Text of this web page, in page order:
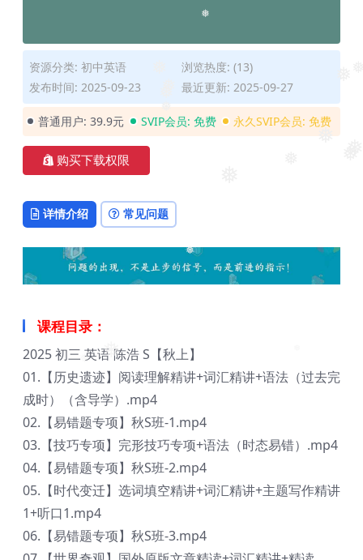
❅
❅
❅
❅
❅
❅
❅
❅
资源分类: 初中英语
浏览热度: (13)
发布时间: 2025-09-23
最近更新: 2025-09-27
普通用户: 39.9元 SVIP会员: 免费 永久SVIP会员: 免费
购买下载权限
详情介绍 常见问题
课程目录：
2025 初三 英语 陈浩 S【秋上】
01.【历史遗迹】阅读理解精讲+词汇精讲+语法（过去完
成时）（含导学）.mp4
02.【易错题专项】秋S班-1.mp4
03.【技巧专项】完形技巧专项+语法（时态易错）.mp4
04.【易错题专项】秋S班-2.mp4
05.【时代变迁】选词填空精讲+词汇精讲+主题写作精讲
1+听口1.mp4
06.【易错题专项】秋S班-3.mp4